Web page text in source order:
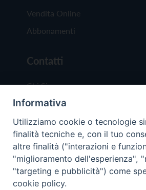
Vendita Online
Abbonamenti
Contatti
Chi Siamo
Redazione
Scrivici
Copyright © 2019 - Tutti i
Informativa
Utilizziamo cookie o tecnologie
finalità tecniche e, con il tuo
altre finalità ("interazioni e
"miglioramento dell'esperienza",
"targeting e pubblicità") come
cookie policy.